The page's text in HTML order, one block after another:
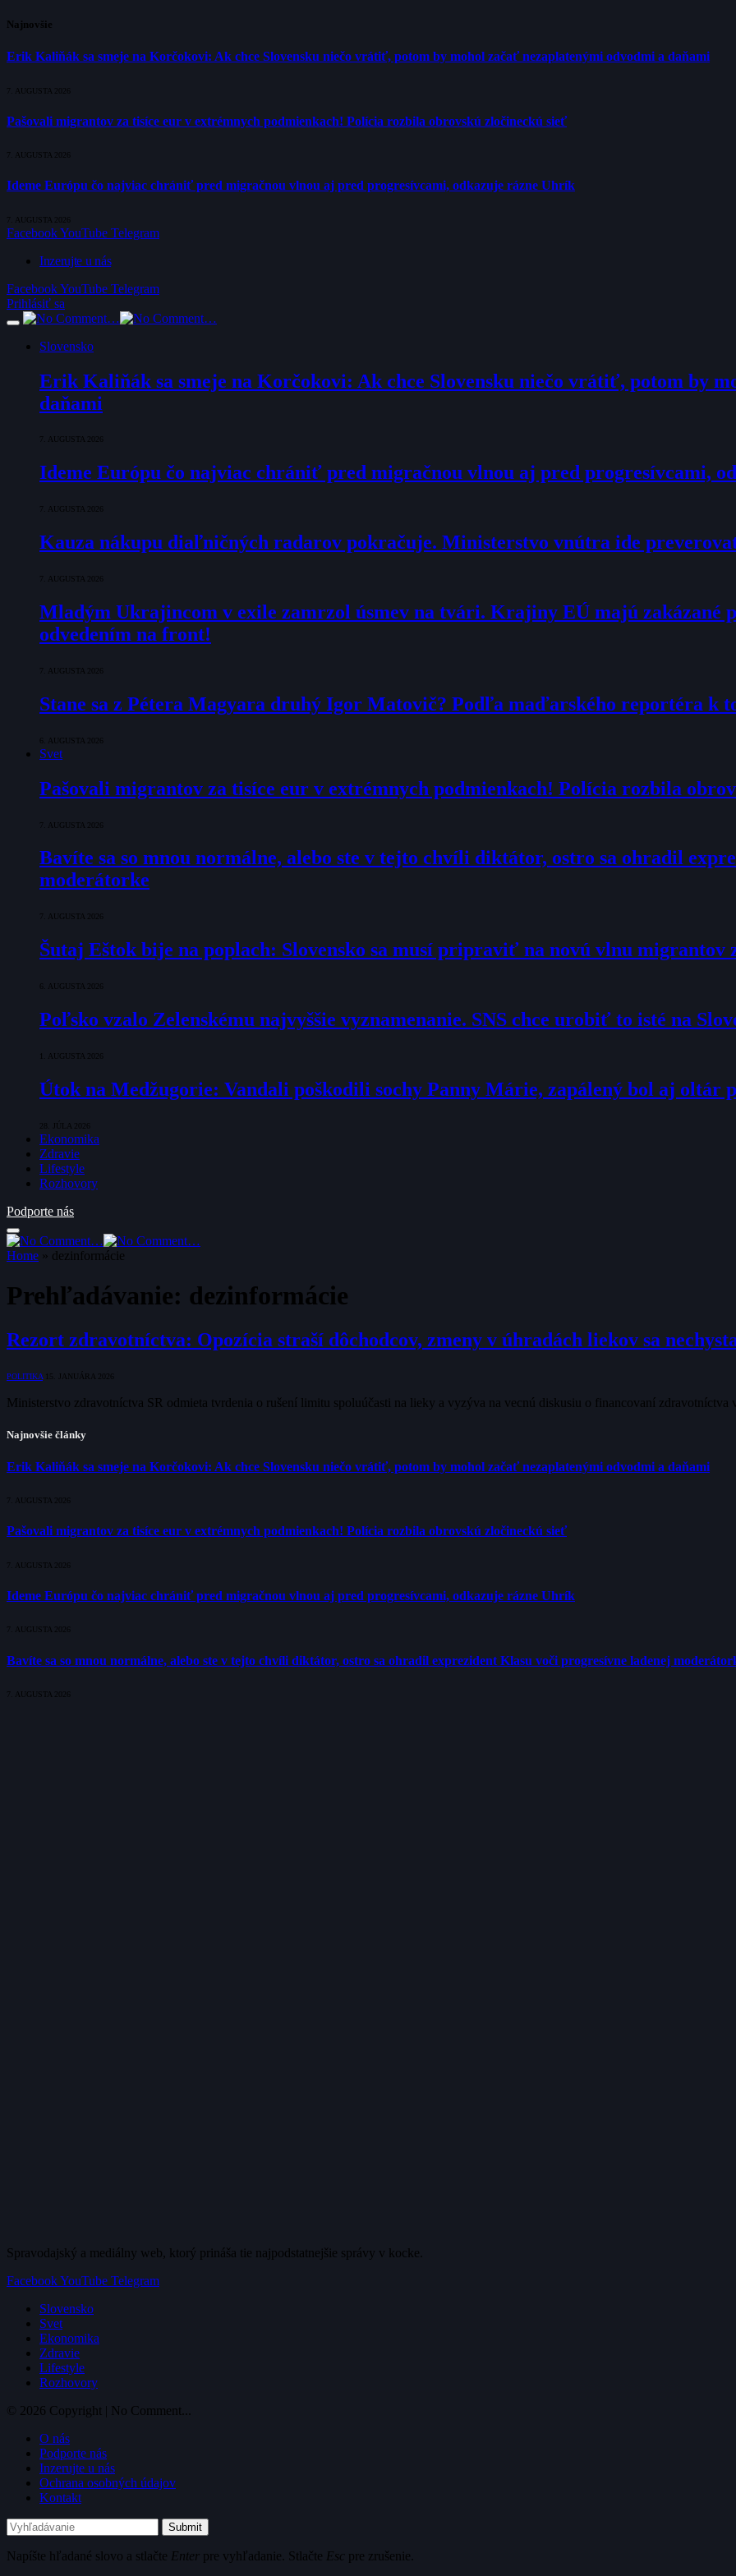
Najnovšie
Erik Kaliňák sa smeje na Korčokovi: Ak chce Slovensku niečo vrátiť, potom by mohol začať nezaplatenými odvodmi a daňami
7. AUGUSTA 2026
Pašovali migrantov za tisíce eur v extrémnych podmienkach! Polícia rozbila obrovskú zločineckú sieť
7. AUGUSTA 2026
Ideme Európu čo najviac chrániť pred migračnou vlnou aj pred progresívcami, odkazuje rázne Uhrík
7. AUGUSTA 2026
FacebookYouTube Telegram
Inzerujte u nás
FacebookYouTube Telegram
Prihlásiť sa
Slovensko
Erik Kaliňák sa smeje na Korčokovi: Ak chce Slovensku niečo vrátiť, potom by
daňami
7. AUGUSTA 2026
Ideme Európu čo najviac chrániť pred migračnou vlnou aj pred progresívcami,
7. AUGUSTA 2026
Kauza nákupu diaľničných radarov pokračuje. Ministerstvo vnútra ide
7. AUGUSTA 2026
Mladým Ukrajincom v exile zamrzol úsmev na tvári. Krajiny EÚ majú zakázané
odvedením na front!
7. AUGUSTA 2026
Stane sa z Pétera Magyara druhý Igor Matovič? Podľa maďarského reportéra k
6. AUGUSTA 2026
Svet
Pašovali migrantov za tisíce eur v extrémnych podmienkach! Polícia rozbila
7. AUGUSTA 2026
Bavíte sa so mnou normálne, alebo ste v tejto chvíli diktátor, ostro sa ohradil
moderátorke
7. AUGUSTA 2026
Šutaj Eštok bije na poplach: Slovensko sa musí pripraviť na novú vlnu migrantov
6. AUGUSTA 2026
Poľsko vzalo Zelenskému najvyššie vyznamenanie. SNS chce urobiť to isté na
1. AUGUSTA 2026
Útok na Medžugorie: Vandali poškodili sochy Panny Márie, zapálený bol aj oltár
28. JÚLA 2026
Ekonomika
Zdravie
Lifestyle
Rozhovory
Podporte nás
Home » dezinformácie
Prehľadávanie: dezinformácie
Rezort zdravotníctva: Opozícia straší dôchodcov, zmeny v úhradách liekov sa
POLITIKA 15. JANUÁRA 2026
Ministerstvo zdravotníctva SR odmieta tvrdenia o rušení limitu spoluúčasti na lieky a vyzýva na vecnú diskusiu o financovaní
Najnovšie články
Erik Kaliňák sa smeje na Korčokovi: Ak chce Slovensku niečo vrátiť, potom by mohol začať nezaplatenými odvodmi a daňami
7. AUGUSTA 2026
Pašovali migrantov za tisíce eur v extrémnych podmienkach! Polícia rozbila obrovskú zločineckú sieť
7. AUGUSTA 2026
Ideme Európu čo najviac chrániť pred migračnou vlnou aj pred progresívcami, odkazuje rázne Uhrík
7. AUGUSTA 2026
Bavíte sa so mnou normálne, alebo ste v tejto chvíli diktátor, ostro sa ohradil exprezident Klasu voči progresívne ladenej
7. AUGUSTA 2026
Spravodajský a mediálny web, ktorý prináša tie najpodstatnejšie správy v kocke.
FacebookYouTube Telegram
Slovensko
Svet
Ekonomika
Zdravie
Lifestyle
Rozhovory
© 2026 Copyright | No Comment...
O nás
Podporte nás
Inzerujte u nás
Ochrana osobných údajov
Kontakt
Submit
Napíšte hľadané slovo a stlačte Enter pre vyhľadanie. Stlačte Esc pre zrušenie.